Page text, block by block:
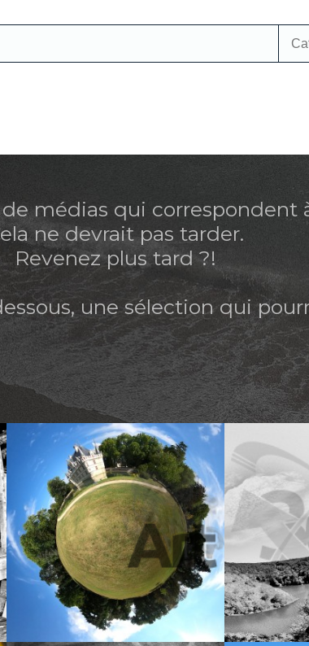
médias qui correspondent
ne devrait pas tarder.
Revenez plus tard ?!
une sélection qui